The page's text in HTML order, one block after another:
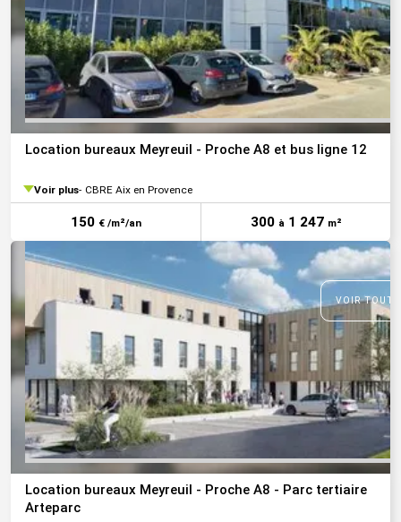
Location bureaux Meyreuil - Proche A8 et bus ligne 12
Voir plus CBRE Aix en Provence
150 € /m²/an 300 à1 247 m²
VOIR
Location bureaux Meyreuil - Proche A8 - Parc tertiaire
Arteparc